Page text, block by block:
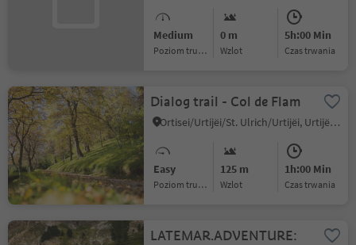
Medium
Poziom trudności
0 m
Wzlot
5h:00 Min
czas trwania
Dialog trail - Col de Flam
Ortisei/Urtijëi/St. Ulrich/Urtijëi, Urtijëi/Ortisei, Dolomites Region Val Gardena
Easy
Poziom trudności
125 m
Wzlot
1h:00 Min
czas trwania
LATEMAR.ADVENTURE: